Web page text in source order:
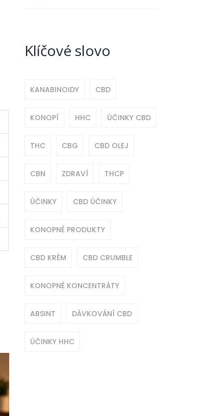
Klíčové slovo
KANABINOIDY CBD
KONOPÍ HHC ÚČINKY CBD
THC CBG CBD OLEJ
CBN ZDRAVÍ THCP
ÚČINKY CBD ÚČINKY
KONOPNÉ PRODUKTY
CBD KRÉM CBD CRUMBLE
KONOPNÉ KONCENTRÁTY
ABSINT DÁVKOVÁNÍ CBD
ÚČINKY HHC